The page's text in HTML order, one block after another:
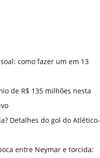
como fazer um em 13
de R$ 135 milhões nesta
Detalhes do gol do Atlético-
entre Neymar e torcida: